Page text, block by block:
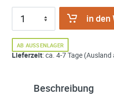
in den
AB AUSSENLAGER
Lieferzeit: ca. 4-7 Tage
Beschreibung